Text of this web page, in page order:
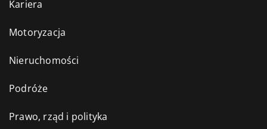
Kariera
Motoryzacja
Nieruchomości
Podróże
Prawo, rząd i polityka